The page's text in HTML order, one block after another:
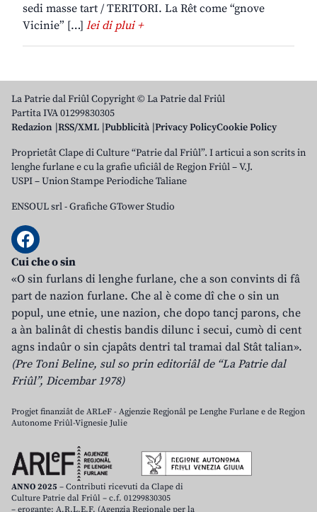
sedi masse tart / TERITORI. La Rêt come “gnove
Vicinie” […] lei di plui +
La Patrie dal Friûl Copyright © La Patrie dal Friûl
Partita IVA 01299830305
Redazion RSS/XML Pubblicità Privacy PolicyCookie Policy
Proprietât Clape di Culture “Patrie dal Friûl”. I articui a son scrits in
lenghe furlane e cu la grafie uficiâl de Regjon Friûl – V.J.
USPI – Union Stampe Periodiche Taliane
ENSOUL srl-Grafiche GTower Studio
Cui che o sin
«O sin furlans di lenghe furlane, che a son convints di fâ
part de nazion furlane. Che al è come dî che o sin un
popul, une etnie, une nazion, che dopo tancj parons, che
a àn balinât di chestis bandis dilunc i secui, cumò di cent
agns indaûr o sin cjapâts dentri tal tramai dal Stât talian».
(Pre Toni Beline, sul so prin editoriâl de “La Patrie dal
Friûl”, Dicembar 1978)
Progjet finanziât de ARLeF - Agjenzie Regjonâl pe Lenghe Furlane e de Regjon
Autonome Friûl-Vignesie Julie
ANNO 2025 – Contributi ricevuti da Clape di
Culture Patrie dal Friûl – c.f. 01299830305
– erogante: A.R.L.E.F. (Agenzia Regionale per la